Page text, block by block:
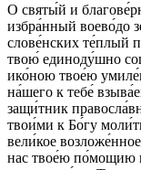
О святы́й и
избра́нный воево́до
слове́нских те́плый
твою́ единоду́шно
ико́ною твое́ю
на́шего к тебе́
защи́тник
твои́ми к Бо́гу
вели́кое
нас твое́ю по́мощию